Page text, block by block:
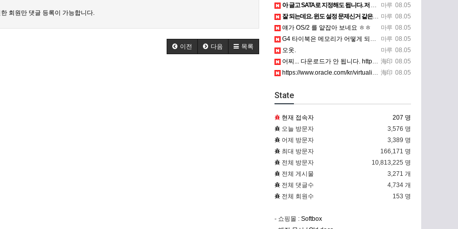
회원만 댓글 등록이 가능합니다.
이전 다음 목록
마루 08.05
아 글고 SATA로 지정해도 됩니다. 저 글 진짜 이상하네요. 옛날꺼 퍼와서 그런거 같은데요.
마루 08.05
잘 되는데요. 윈도 설정 문제신거 같은데. 크롬 브라우저나 파폭으로 해 보세요
마루 08.05
얘가 OS/2 를 얕잡아 보네요 ㅎㅎ
마루 08.05
G4 타이북은 메모리가 어떻게 되나요?
마루 08.05
오옷.
海印 08.05
어찌... 다운로드가 안 됩니다. https://www.oracle.com/kr/virtualization/…
海印 08.05
https://www.oracle.com/kr/virtualization/technologies/vm/dow…
State
현재 접속자
207 명
오늘 방문자
3,576 명
어제 방문자
3,389 명
최대 방문자
166,171 명
전체 방문자
10,813,225 명
전체 게시물
3,271 개
전체 댓글수
4,734 개
전체 회원수
153 명
- 쇼핑몰 : Softbox